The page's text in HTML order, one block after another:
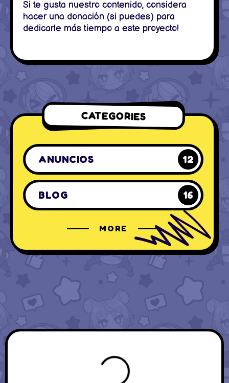
Si te gusta nuestro contenido, considera
hacer una donación (si puedes) para
dedicarle más tiempo a este proyecto!
CATEGORIES
ANUNCIOS 12
BLOG 16
MORE